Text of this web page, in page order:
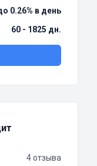
0.26% в день
60 - 1825 дн.
4 отзыва